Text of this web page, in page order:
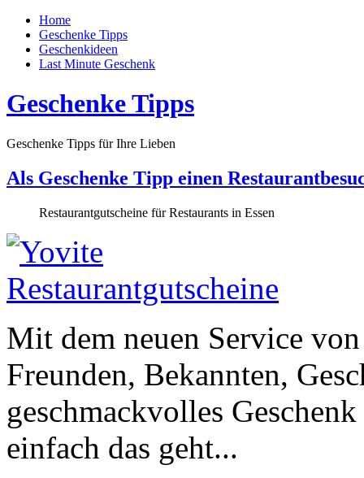
Home
Geschenke Tipps
Geschenkideen
Last Minute Geschenk
Geschenke Tipps
Geschenke Tipps für Ihre Lieben
Als Geschenke Tipp einen
Restaurantgutscheine für Restaurants in Essen
Mit dem neuen Service
Freunden, Bekannten,
geschmackvolles
einfach das geht...